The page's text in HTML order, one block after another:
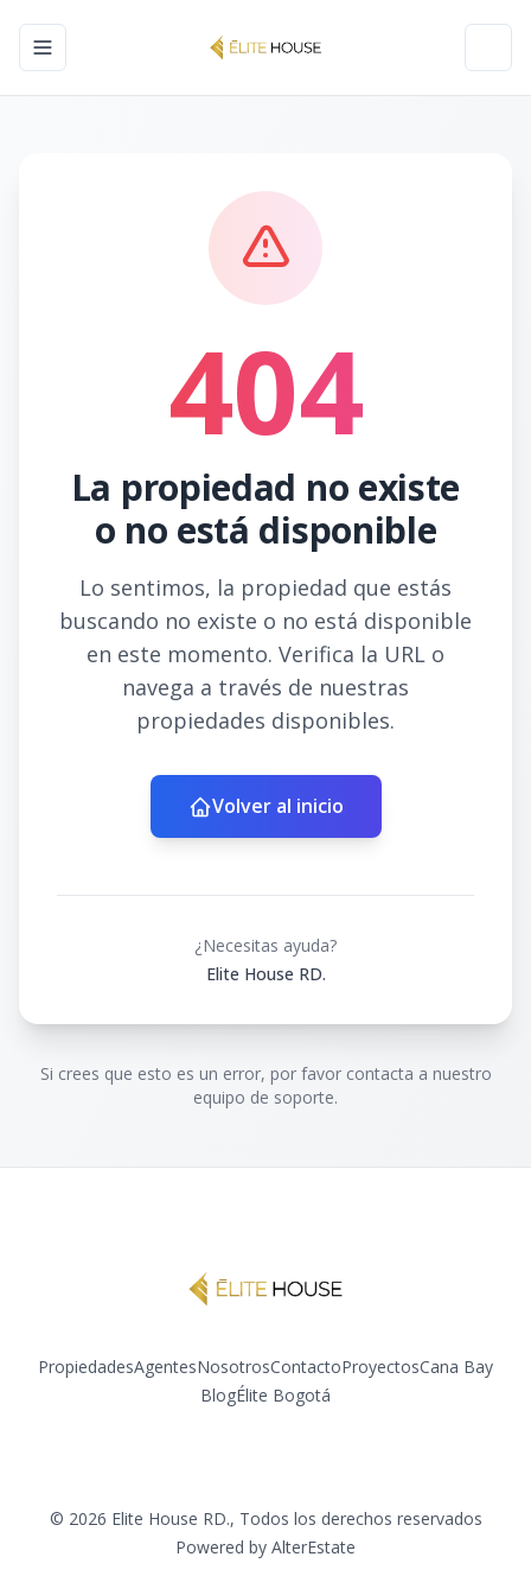
Toggle navigation menu
404
La propiedad no existe
o no está disponible
Lo sentimos, la propiedad que estás
buscando no existe o no está disponible
en este momento. Verifica la URL o
navega a través de nuestras
propiedades disponibles.
Volver al inicio
¿Necesitas ayuda?
Elite House RD.
Si crees que esto es un error, por favor contacta a nuestro
equipo de soporte.
PropiedadesAgentesNosotrosContactoProyectosCana Bay
BlogÉlite Bogotá
© 2026 Elite House RD., Todos los derechos reservados
Powered by AlterEstate